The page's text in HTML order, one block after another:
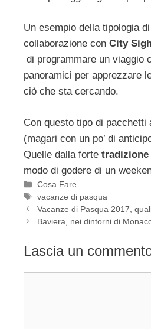
Un esempio della tipologia
collaborazione con City
di programmare un viaggio
panoramici per apprezzare
ciò che sta cercando.
Con questo tipo di
(magari con un po’ di
Quelle dalla forte
modo di godere di un
Categorie
Cosa Fare
Tag
vacanze di pasqua
Vacanze di Pasqua 2017,
Baviera, nei dintorni di
Lascia un